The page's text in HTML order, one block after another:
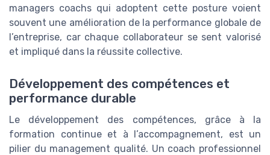
managers coachs qui adoptent cette posture voient
souvent une amélioration de la performance globale de
l’entreprise, car chaque collaborateur se sent valorisé
et impliqué dans la réussite collective.
Développement des compétences et
performance durable
Le développement des compétences, grâce à la
formation continue et à l’accompagnement, est un
pilier du management qualité. Un coach professionnel